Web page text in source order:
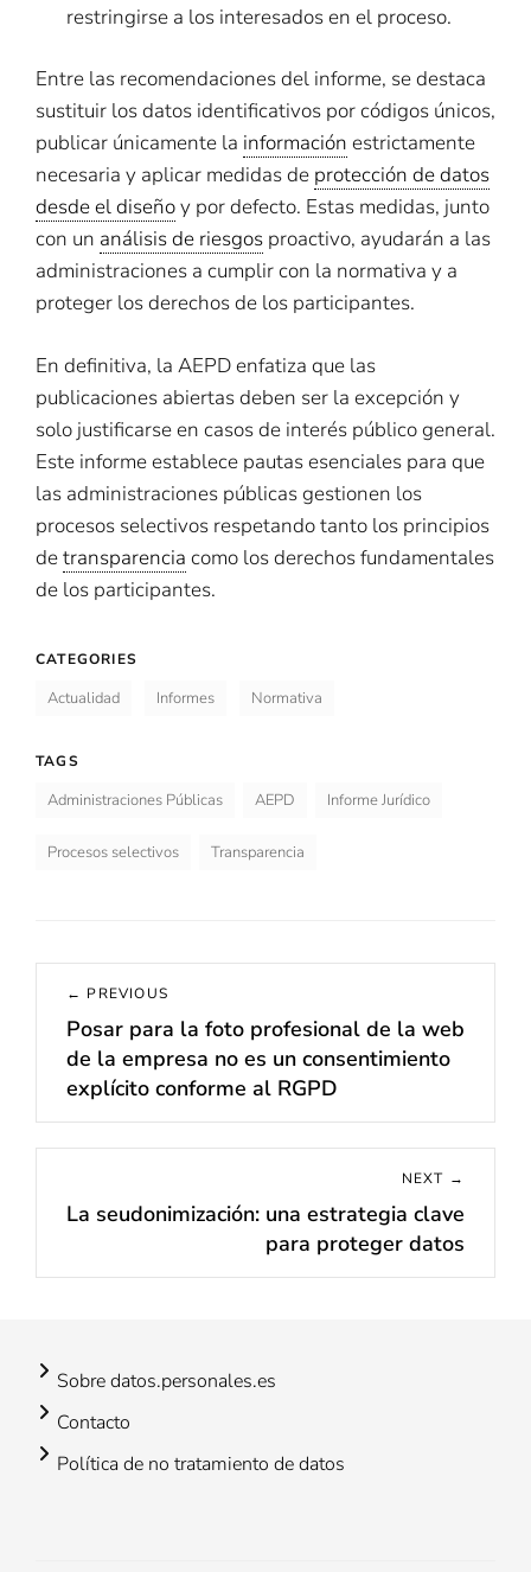
restringirse a los interesados en el proceso.
Entre las recomendaciones del informe, se destaca
sustituir los datos identificativos por códigos únicos,
publicar únicamente la información estrictamente
necesaria y aplicar medidas de protección de datos
desde el diseñoy por defecto. Estas medidas, junto
con un análisis de riesgos proactivo, ayudarán a las
administraciones a cumplir con la normativa y a
proteger los derechos de los participantes.
En definitiva, la AEPD enfatiza que las
publicaciones abiertas deben ser la excepción y
solo justificarse en casos de interés público general.
Este informe establece pautas esenciales para que
las administraciones públicas gestionen los
procesos selectivos respetando tanto los principios
detransparencia como los derechos fundamentales
de los participantes.
CATEGORIES
Actualidad Informes Normativa
TAGS
Administraciones Públicas AEPD Informe Jurídico
Procesos selectivos Transparencia
Navegación
entradas
← PREVIOUS
Previous
post:
Posar para la foto profesional de la web
de la empresa no es un consentimiento
explícito conforme al RGPD
NEXT →
Next
La seudonimización: una estrategia clave
para proteger datos
Sobre datos.personales.es
Contacto
Política de no tratamiento de datos